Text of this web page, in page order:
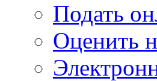
Подать
Оценить